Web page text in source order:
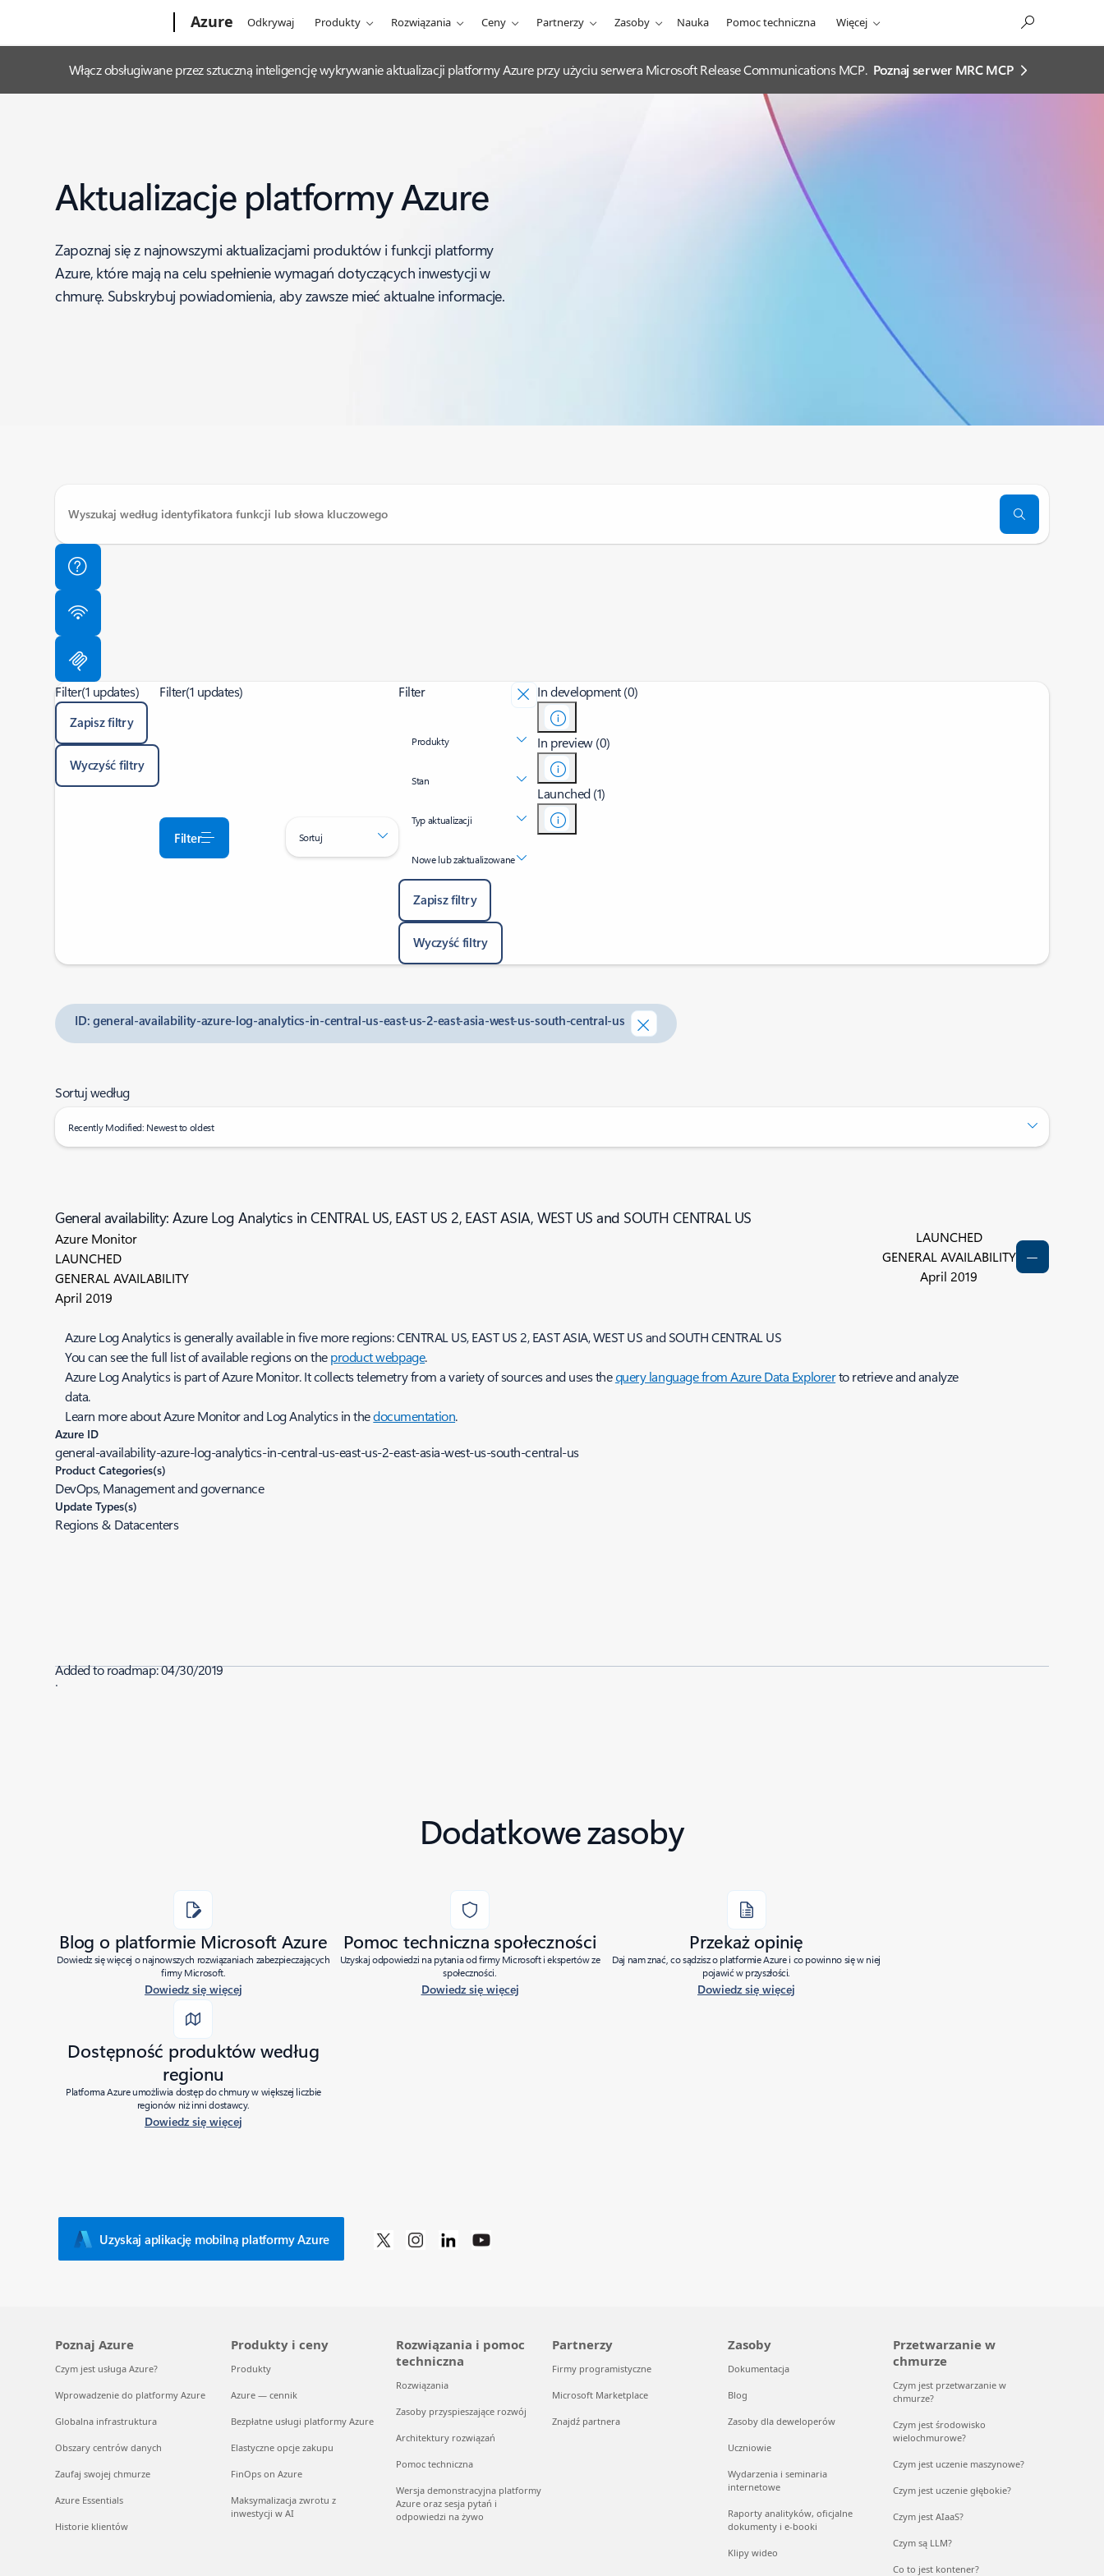
Azure Odkrywaj Produkty Rozwiązania Ceny Partnerzy Zasoby Nauka Pomoc techniczna Więcej
Włącz obsługiwane przez sztuczną inteligencję wykrywanie aktualizacji platformy Azure przy użyciu serwera Microsoft Release Communications MCP. Poznaj serwer MRC MCP
Aktualizacje platformy Azure
Zapoznaj się z najnowszymi aktualizacjami produktów i funkcji platformy
Azure, które mają na celu spełnienie wymagań dotyczących inwestycji w
chmurę. Subskrybuj powiadomienia, aby zawsze mieć aktualne informacje.
Filter(1 updates)
Zapisz filtry
Wyczyść filtry
Filter(1 updates)
Filter Sortuj
Filter
Produkty
Stan
Typ aktualizacji
Nowe lub zaktualizowane
Zapisz filtry
Wyczyść filtry
In development (0)
In preview (0)
Launched (1)
ID: general-availability-azure-log-analytics-in-central-us-east-us-2-east-asia-west-us-south-central-us
Sortuj według
Recently Modified: Newest to oldest
General availability: Azure Log Analytics in CENTRAL US, EAST US 2, EAST ASIA, WEST US and SOUTH CENTRAL US
Azure Monitor
LAUNCHED
GENERAL AVAILABILITY
April 2019
LAUNCHED
GENERAL AVAILABILITY
April 2019
Azure Log Analytics is generally available in five more regions: CENTRAL US, EAST US 2, EAST ASIA, WEST US and SOUTH CENTRAL US
You can see the full list of available regions on theproduct webpage.
Azure Log Analytics is part of Azure Monitor. It collects telemetry from a variety of sources and uses thequery language from Azure Data Explorerto retrieve and analyze
data.
Learn more about Azure Monitor and Log Analytics in thedocumentation.
Azure ID
general-availability-azure-log-analytics-in-central-us-east-us-2-east-asia-west-us-south-central-us
Product Categories(s)
DevOps, Management and governance
Update Types(s)
Regions & Datacenters
Added to roadmap:04/30/2019
|
Dodatkowe zasoby
Blog o platformie Microsoft Azure
Dowiedz się więcej o najnowszych rozwiązaniach zabezpieczających
firmy Microsoft.
Dowiedz się więcej
Pomoc techniczna społeczności
Uzyskaj odpowiedzi na pytania od firmy Microsoft i ekspertów ze
społeczności.
Dowiedz się więcej
Przekaż opinię
Daj nam znać, co sądzisz o platformie Azure i co powinno się w niej
pojawić w przyszłości.
Dowiedz się więcej
Dostępność produktów według
regionu
Platforma Azure umożliwia dostęp do chmury w większej liczbie
regionów niż inni dostawcy.
Dowiedz się więcej
Uzyskaj aplikację mobilną platformy Azure
Poznaj Azure
Czym jest usługa Azure?
Wprowadzenie do platformy Azure
Globalna infrastruktura
Obszary centrów danych
Zaufaj swojej chmurze
Azure Essentials
Historie klientów
Produkty i ceny
Produkty
Azure — cennik
Bezpłatne usługi platformy Azure
Elastyczne opcje zakupu
FinOps on Azure
Maksymalizacja zwrotu z
inwestycji w AI
Rozwiązania i pomoc
techniczna
Rozwiązania
Zasoby przyspieszające rozwój
Architektury rozwiązań
Pomoc techniczna
Wersja demonstracyjna platformy
Azure oraz sesja pytań i
odpowiedzi na żywo
Partnerzy
Firmy programistyczne
Microsoft Marketplace
Znajdź partnera
Zasoby
Dokumentacja
Blog
Zasoby dla deweloperów
Uczniowie
Wydarzenia i seminaria
internetowe
Raporty analityków, oficjalne
dokumenty i e-booki
Klipy wideo
Przetwarzanie w
chmurze
Czym jest przetwarzanie w
chmurze?
Czym jest środowisko
wielochmurowe?
Czym jest uczenie maszynowe?
Czym jest uczenie głębokie?
Czym jest AIaaS?
Czym są LLM?
Co to jest kontener?